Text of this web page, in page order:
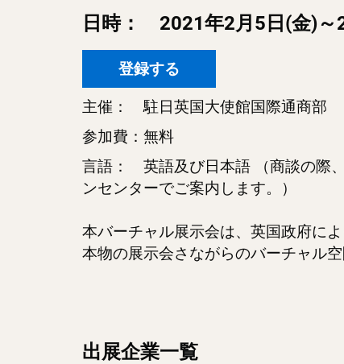
日時： 2021年2月5日(金)～
登録する
主催： 駐日英国大使館国際通商部
参加費：無料
言語： 英語及び日本語 （商談の際
ンセンターでご案内します。）
本バーチャル展示会は、英国政府に
本物の展示会さながらのバーチャル
出展企業一覧